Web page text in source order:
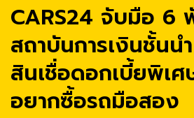
CARS24 จับมือ 6
สถาบันการเงินชั้น
สินเชื่อดอกเบี้ยพิเศ
อยากซื้อรถมือสอง